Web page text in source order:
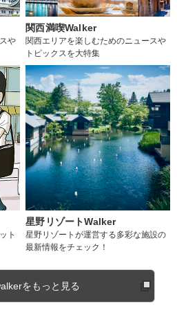
や
関西満喫Walker
関西エリアを楽しむためのニュースや
トピックスを大特集
ト
星野リゾートWalker
星野リゾートが運営する多彩な施設の
最新情報をチェック！
をもっと見る